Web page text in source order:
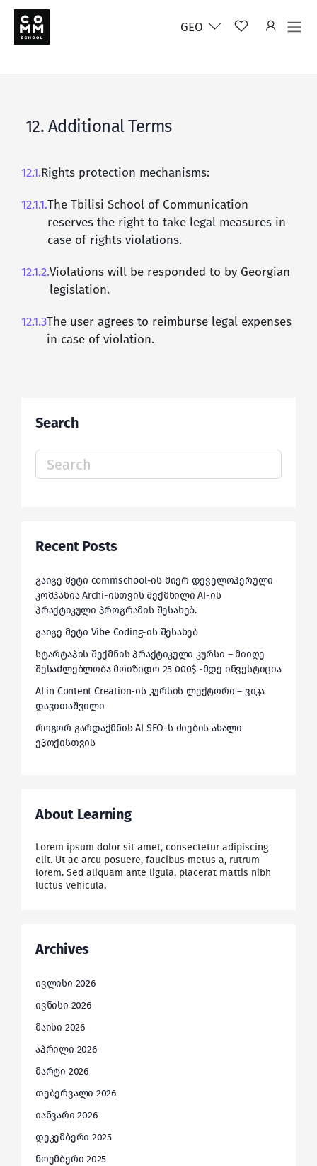
GEO
12. Additional Terms
12.1.Rights protection mechanisms:
12.1.1.The Tbilisi School of Communication
reserves the right to take legal measures in
case of rights violations.
12.1.2.Violations will be responded to by Georgian
legislation.
12.1.3The user agrees to reimburse legal expenses
in case of violation.
Search
Search
for:
Recent Posts
გაიგე მეტი commschool-ის მიერ დეველოპერული
კომპანია Archi-ისთვის შექმნილი AI-ის
პრაქტიკული პროგრამის შესახებ.
გაიგე მეტი Vibe Coding-ის შესახებ
სტარტაპის შექმნის პრაქტიკული კურსი – მიიღე
შესაძლებლობა მოიზიდო 25 000$ -მდე ინვესტიცია
AI in Content Creation-ის კურსის ლექტორი – ვიკა
დავითაშვილი
როგორ გარდაქმნის AI SEO-ს ძიების ახალი
ეპოქისთვის
About Learning
Lorem ipsum dolor sit amet, consectetur adipiscing
elit. Ut ac arcu posuere, faucibus metus a, rutrum
lorem. Sed aliquam ante ligula, placerat mattis nibh
luctus vehicula.
Archives
ივლისი 2026
ივნისი 2026
მაისი 2026
აპრილი 2026
მარტი 2026
თებერვალი 2026
იანვარი 2026
დეკემბერი 2025
ნოემბერი 2025